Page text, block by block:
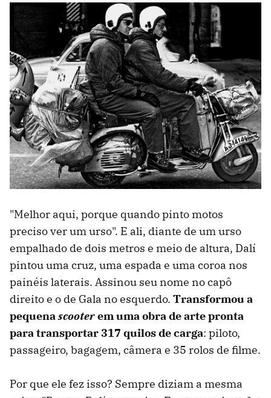
"Melhor aqui, porque quando pinto motos
preciso ver um urso". E ali, diante de um urso
empalhado de dois metros e meio de altura, Dalí
pintou uma cruz, uma espada e uma coroa nos
painéis laterais. Assinou seu nome no capô
direito e o de Gala no esquerdo. Transformou a
pequenascooterem uma obra de arte pronta
para transportar 317 quilos de carga: piloto,
passageiro, bagagem, câmera e 35 rolos de filme.
Por que ele fez isso? Sempre diziam a mesma